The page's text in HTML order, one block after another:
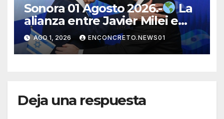
Sonora 01 Agosto 2026.-
La
alianza entre Javier Milei e
Israel genera debate
internacional por su alcance
político y estratégico
AGO 1, 2026 ENCONCRETO.NEWS01
Deja una respuesta